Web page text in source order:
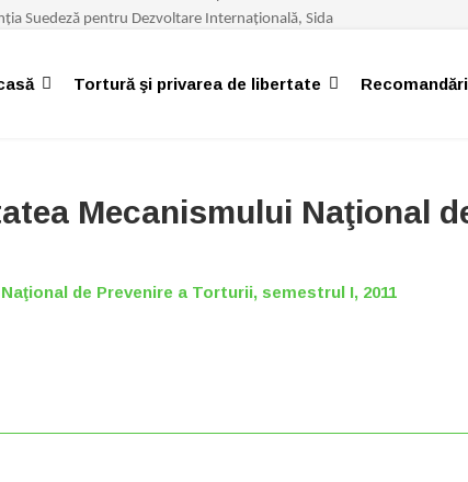
ția Suedeză pentru Dezvoltare Internațional ă, Sida
Tortură şi privarea de libertate
Mecanismului Naţional
de Prevenire a Torturii, semestrul I, 2011